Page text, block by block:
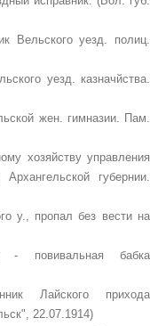
Вельского уезд. полиц.
уезд. казначйства.
жен. гимназии. Пам.
хозяйству управления
губернии.
у., пропал без вести на
повивальная бабка
Лайского прихода
22.07.1914)